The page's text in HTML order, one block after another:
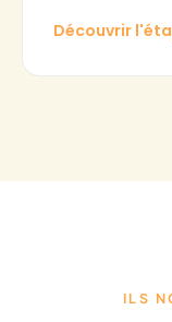
Découvrir
ILS